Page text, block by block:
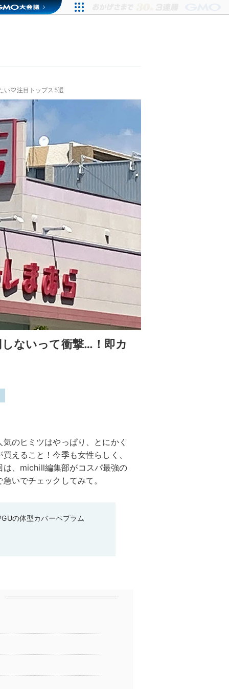
い♡注目トップス5選
ないって衝撃…！即カ
のヒミツはやっぱり、とにかく
えること！今季も女性らしく、
、michill編集部がコスパ最強の
いでチェックしてみて。
の体型カバーペプラム